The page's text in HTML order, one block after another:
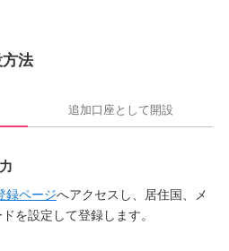
法
追加口座として開設
録ページへアクセスし、居住国、メ
を設定して登録します。